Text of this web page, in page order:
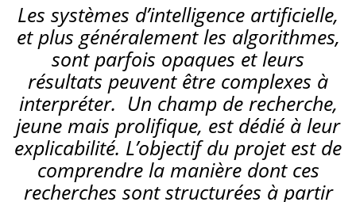
Les systèmes d’intelligence artificielle,
et plus généralement les algorithmes,
sont parfois opaques et leurs
résultats peuvent être complexes à
interpréter. Un champ de recherche,
jeune mais prolifique, est dédié à leur
explicabilité. L’objectif du projet est de
comprendre la manière dont ces
recherches sont structurées à partir